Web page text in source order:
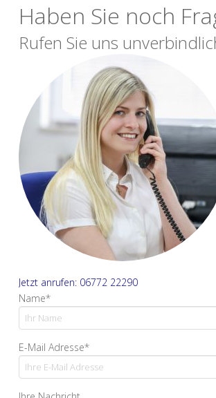
Haben Sie noch
Rufen Sie uns
Jetzt anrufen: 06772 22290
Name*
E-Mail Adresse*